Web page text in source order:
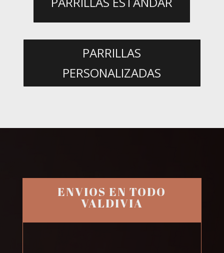
PARRILLAS
PERSONALIZADAS
ENVIOS EN TODO
VALDIVIA